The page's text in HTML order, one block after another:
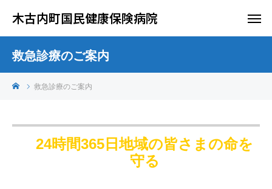
木古内町国民健康保険病院
救急診療のご案内
救急診療のご案内
24時間365日地域の皆さまの命を
守る